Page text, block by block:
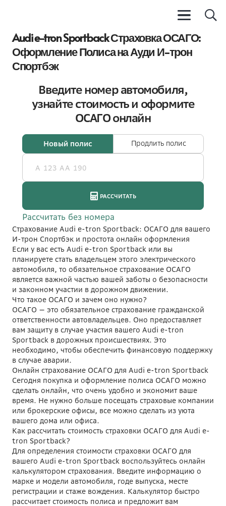
Audi e-tron Sportback Страховка ОСАГО:
Оформление Полиса на Ауди И-трон
Спортбэк
Страхование Audi e-tron Sportback: ОСАГО для вашего
И-трон Спортбэк и простота онлайн оформления
Если у вас есть Audi e-tron Sportback или вы
планируете стать владельцем этого электрического
автомобиля, то обязательное страхование ОСАГО
является важной частью вашей заботы о безопасности
и законном участии в дорожном движении.
Что такое ОСАГО и зачем оно нужно?
ОСАГО — это обязательное страхование гражданской
ответственности автовладельцев. Оно предоставляет
вам защиту в случае участия вашего Audi e-tron
Sportback в дорожных происшествиях. Это
необходимо, чтобы обеспечить финансовую поддержку
в случае аварии.
Онлайн страхование ОСАГО для Audi e-tron Sportback
Сегодня покупка и оформление полиса ОСАГО можно
сделать онлайн, что очень удобно и экономит ваше
время. Не нужно больше посещать страховые компании
или брокерские офисы, все можно сделать из уюта
вашего дома или офиса.
Как рассчитать стоимость страховки ОСАГО для Audi e-
tron Sportback?
Для определения стоимости страховки ОСАГО для
вашего Audi e-tron Sportback воспользуйтесь онлайн
калькулятором страхования. Введите информацию о
марке и модели автомобиля, годе выпуска, месте
регистрации и стаже вождения. Калькулятор быстро
рассчитает стоимость полиса и предложит вам